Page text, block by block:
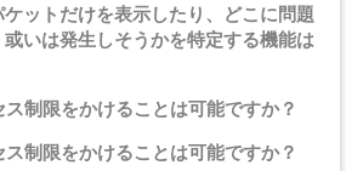
ットだけを表示したり、どこに問題
いは発生しそうかを特定する機能は
制限をかけることは可能ですか？
制限をかけることは可能ですか？